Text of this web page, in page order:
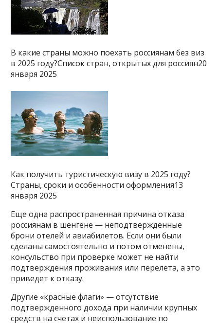
В какие страны можно поехать россиянам без виз
в 2025 году?Список стран, открытых для россиян20
января 2025
Как получить туристическую визу в 2025 году?
Страны, сроки и особенности оформления13
января 2025
Еще одна распространенная причина отказа
россиянам в шенгене — неподтвержденные
брони отелей и авиабилетов. Если они были
сделаны самостоятельно и потом отменены,
консульство при проверке может не найти
подтверждения проживания или перелета, а это
приведет к отказу.
Другие «красные флаги» — отсутствие
подтвержденного дохода при наличии крупных
средств на счетах и неиспользование по